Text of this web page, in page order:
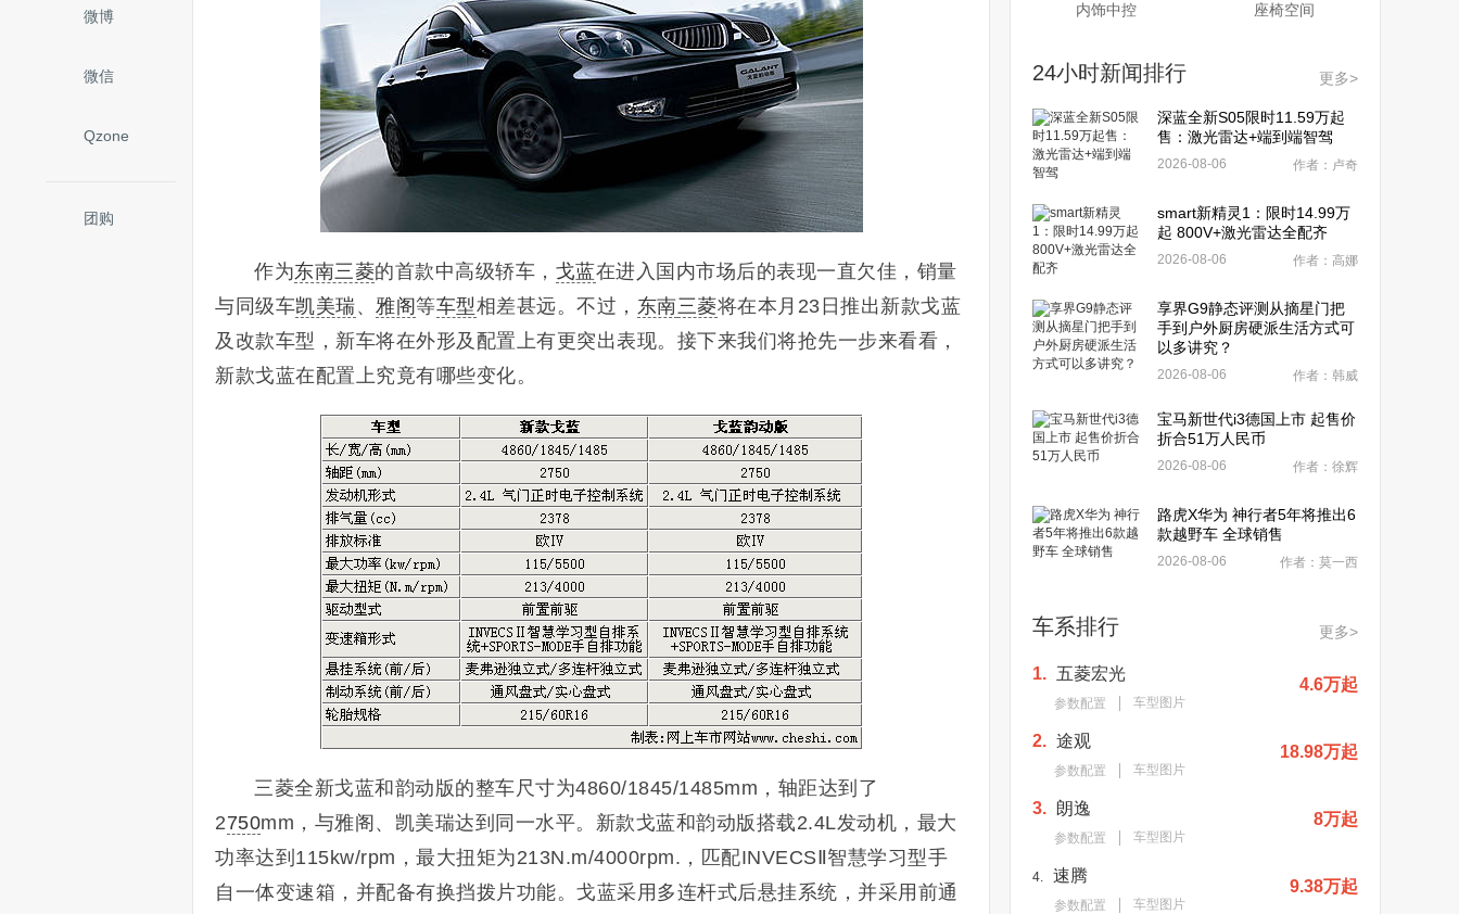
微博
微信
Qzone
团购
作为东南三菱的首款中高级轿车， 戈蓝在进入国内市场后的表现一直欠佳，销量
与同级车凯美瑞、 雅阁等车型相差甚远。不过， 东南三菱将在本月23日推出新款戈蓝
及改款车型，新车将在外形及配置上有更突出表现。接下来我们将抢先一步来看看，
新款戈蓝在配置上究竟有哪些变化。
三菱全新戈蓝和韵动版的整车尺寸为4860/1845/1485mm，轴距达到了
2750mm，与雅阁、凯美瑞达到同一水平。新款戈蓝和韵动版搭载2.4L发动机，最大
功率达到115kw/rpm，最大扭矩为213N.m/4000rpm.，匹配INVECSⅡ智慧学习型手
自一体变速箱，并配备有换挡拨片功能。戈蓝采用多连杆式后悬挂系统，并采用前通
内饰中控 座椅空间
24小时新闻排行 更多>
深蓝全新S05限时11.59万起
售：激光雷达+端到端智驾
2026-08-06 作者：卢奇
smart新精灵1：限时14.99万
起 800V+激光雷达全配齐
2026-08-06 作者：高娜
享界G9静态评测从摘星门把
手到户外厨房硬派生活方式可
以多讲究？
2026-08-06 作者：韩威
宝马新世代i3德国上市 起售价
折合51万人民币
2026-08-06 作者：徐辉
路虎X华为 神行者5年将推出6
款越野车 全球销售
2026-08-06 作者：莫一西
车系排行 更多>
1. 五菱宏光
参数配置 车型图片
4.6万起
2. 途观
参数配置 车型图片
18.98万起
3. 朗逸
参数配置 车型图片
8万起
4. 速腾
参数配置 车型图片
9.38万起